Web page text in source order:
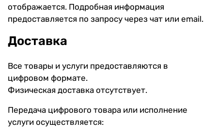
отображается. Подробная информация
предоставляется по запросу через чат или email.
Доставка
Все товары и услуги предоставляются в
цифровом формате.
Физическая доставка отсутствует.
Передача цифрового товара или исполнение
услуги осуществляется: